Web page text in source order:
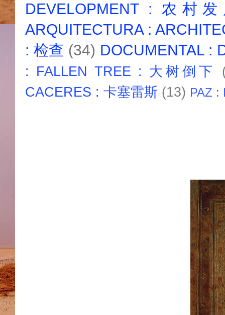
DEVELOPMENT : 农村
ARQUITECTURA :
: 检查 (34) DOCUMENTAL :
: FALLEN TREE : 大树倒下
CACERES : 卡塞雷斯 (13) PAZ :